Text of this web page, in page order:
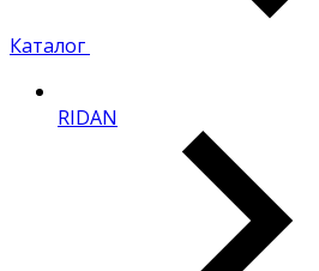
Каталог
RIDAN